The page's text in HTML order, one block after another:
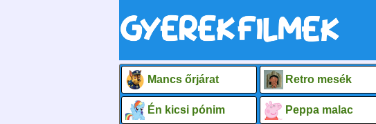
Mancs őrjárat Retro mesék
Én kicsi pónim Peppa malac